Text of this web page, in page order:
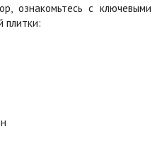
ознакомьтесь с ключевыми
плитки: